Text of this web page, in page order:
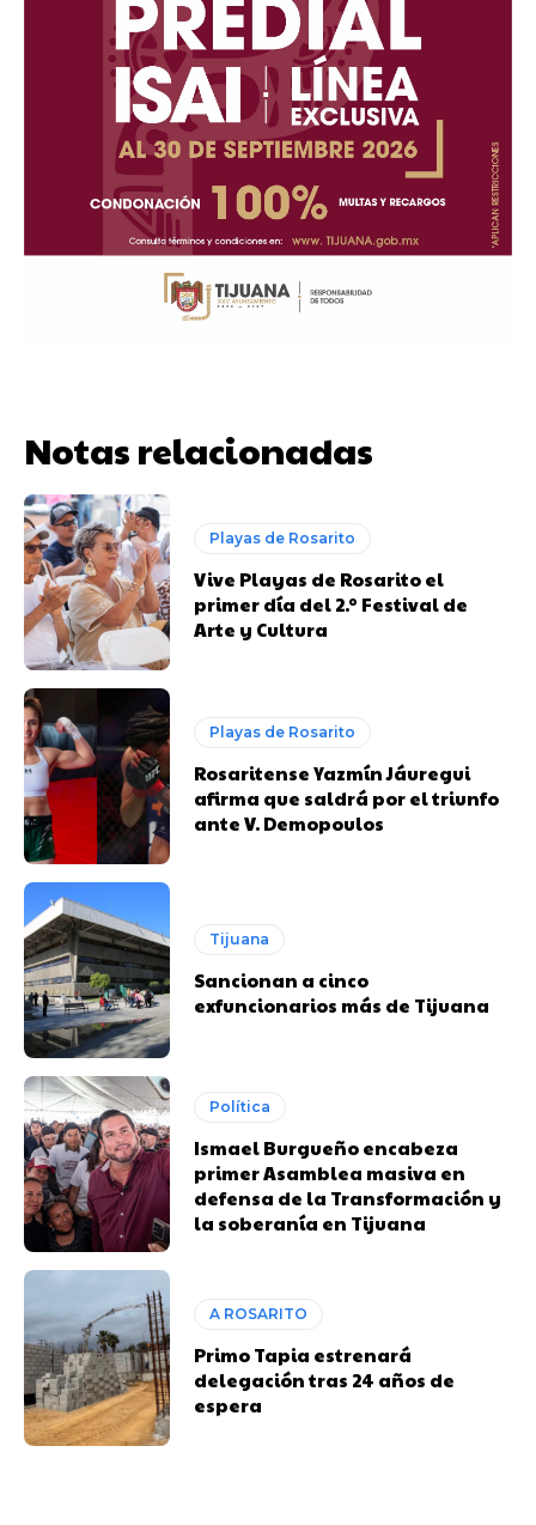
Notas relacionadas
Playas de Rosarito
Vive Playas de Rosarito el
primer día del 2.º Festival de
Arte y Cultura
Playas de Rosarito
Rosaritense Yazmín Jáuregui
afirma que saldrá por el triunfo
ante V. Demopoulos
Tijuana
Sancionan a cinco
exfuncionarios más de Tijuana
Política
Ismael Burgueño encabeza
primer Asamblea masiva en
defensa de la Transformación y
la soberanía en Tijuana
A ROSARITO
Primo Tapia estrenará
delegación tras 24 años de
espera